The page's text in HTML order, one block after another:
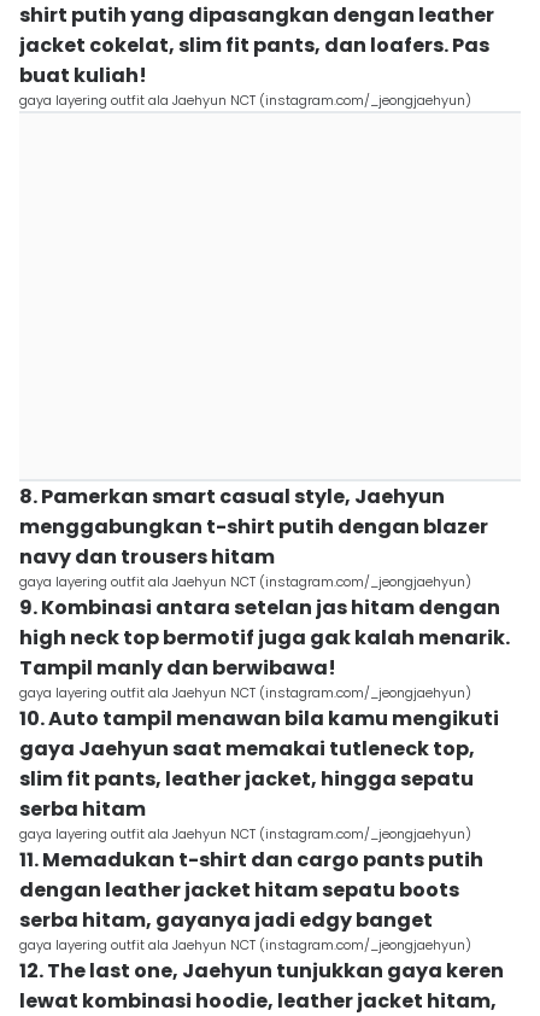
shirt putih yang dipasangkan dengan leather
jacket cokelat, slim fit pants, dan loafers. Pas
buat kuliah!
gaya layering outfit ala Jaehyun NCT (instagram.com/_jeongjaehyun)
8. Pamerkan smart casual style, Jaehyun
menggabungkan t-shirt putih dengan blazer
navy dan trousers hitam
gaya layering outfit ala Jaehyun NCT (instagram.com/_jeongjaehyun)
9. Kombinasi antara setelan jas hitam dengan
high neck top bermotif juga gak kalah menarik.
Tampil manly dan berwibawa!
gaya layering outfit ala Jaehyun NCT (instagram.com/_jeongjaehyun)
10. Auto tampil menawan bila kamu mengikuti
gaya Jaehyun saat memakai tutleneck top,
slim fit pants, leather jacket, hingga sepatu
serba hitam
gaya layering outfit ala Jaehyun NCT (instagram.com/_jeongjaehyun)
11. Memadukan t-shirt dan cargo pants putih
dengan leather jacket hitam sepatu boots
serba hitam, gayanya jadi edgy banget
gaya layering outfit ala Jaehyun NCT (instagram.com/_jeongjaehyun)
12. The last one, Jaehyun tunjukkan gaya keren
lewat kombinasi hoodie, leather jacket hitam,